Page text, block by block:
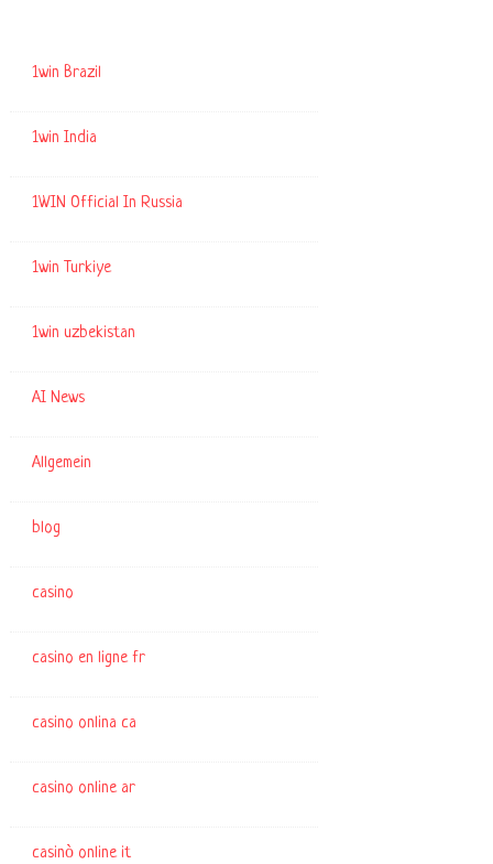
1win Brazil
1win India
1WIN Official In Russia
1win Turkiye
1win uzbekistan
AI News
Allgemein
blog
casino
casino en ligne fr
casino onlina ca
casino online ar
casinò online it